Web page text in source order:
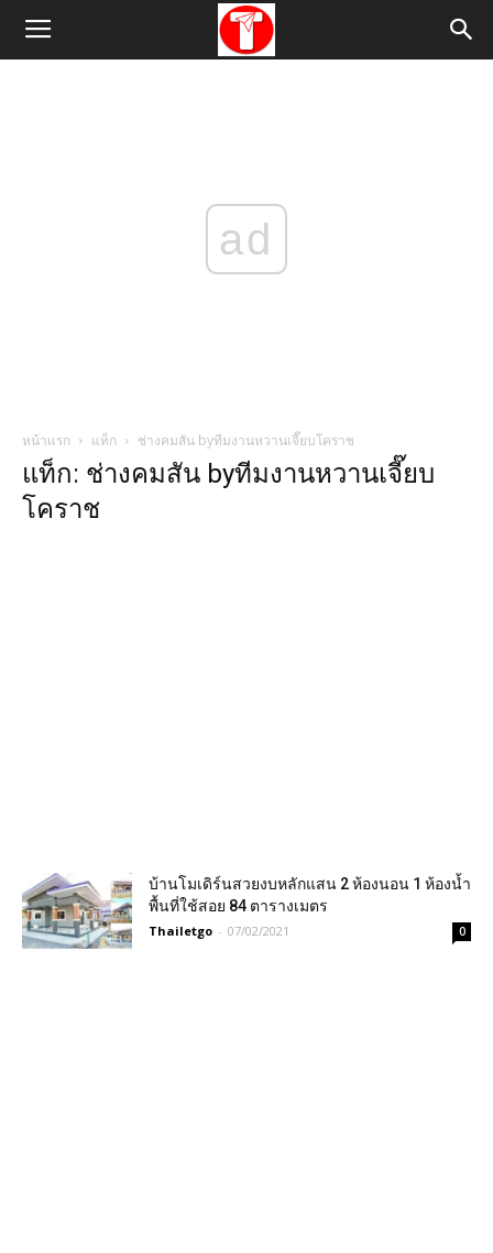
ad
หน้าแรก แท็ก ช่างคมสัน byทีมงานหวานเจี๊ยบโคราช
แท็ก: ช่างคมสัน byทีมงานหวานเจี๊ยบ
โคราช
บ้านโมเดิร์นสวยงบหลักแสน 2 ห้องนอน 1 ห้องน้ำ
พื้นที่ใช้สอย 84 ตารางเมตร
Thailetgo - 07/02/2021 0